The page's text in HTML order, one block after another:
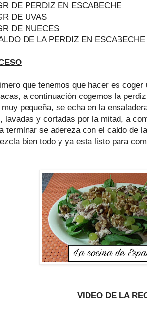
DE PERDIZ EN ESCABECHE
DE UVAS
DE NUECES
DE LA PERDIZ EN ESCABECHE
que tenemos que hacer es
a continuación cogemos la
pequeña, se echa en la
lavadas y cortadas por la mitad, a
terminar se adereza con el caldo de
bien todo y ya esta listo para
VIDEO DE LA